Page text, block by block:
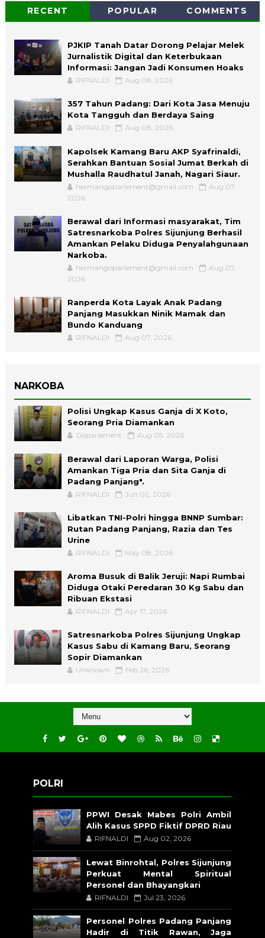
RECENT POPULAR COMMENTS
PJKIP Tanah Datar Dorong Pelajar Melek
Jurnalistik Digital dan Keterbukaan
Informasi: Jangan Jadi Konsumen Hoaks
RIFNALDI Aug 08, 2026
357 Tahun Padang: Dari Kota Jasa Menuju
Kota Tangguh dan Berdaya Saing
RIFNALDI Aug 08, 2026
Kapolsek Kamang Baru AKP Syafrinaldi,
Serahkan Bantuan Sosial Jumat Berkah di
Mushalla Raudhatul Janah, Nagari Siaur.
hermangoparlement@gmail.com
Aug 07,
2026
Berawal dari Informasi masyarakat, Tim
Satresnarkoba Polres Sijunjung Berhasil
Amankan Pelaku Diduga Penyalahgunaan
Narkoba.
hermangoparlement@gmail.com
Aug 07,
2026
Ranperda Kota Layak Anak Padang
Panjang Masukkan Ninik Mamak dan
Bundo Kanduang
RIFNALDI Aug 07, 2026
NARKOBA
Polisi Ungkap Kasus Ganja di X Koto,
Seorang Pria Diamankan
Goparlement Aug 05, 2026
Berawal dari Laporan Warga, Polisi
Amankan Tiga Pria dan Sita Ganja di
Padang Panjang".
RIFNALDI Jun 02, 2026
Libatkan TNI-Polri hingga BNNP Sumbar:
Rutan Padang Panjang, Razia dan Tes
Urine
RIFNALDI May 08, 2026
Aroma Busuk di Balik Jeruji: Napi Rumbai
Diduga Otaki Peredaran 30 Kg Sabu dan
Ribuan Ekstasi
RIFNALDI Apr 17, 2026
Satresnarkoba Polres Sijunjung Ungkap
Kasus Sabu di Kamang Baru, Seorang
Sopir Diamankan
Unknown Feb 26, 2026
POLRI
PPWI Desak Mabes Polri Ambil
Alih Kasus SPPD Fiktif DPRD Riau
RIFNALDI Aug 02, 2026
Lewat Binrohtal, Polres Sijunjung
Perkuat Mental Spiritual
Personel dan Bhayangkari
RIFNALDI Jul 23, 2026
Personel Polres Padang Panjang
Hadir di Titik Rawan, Jaga